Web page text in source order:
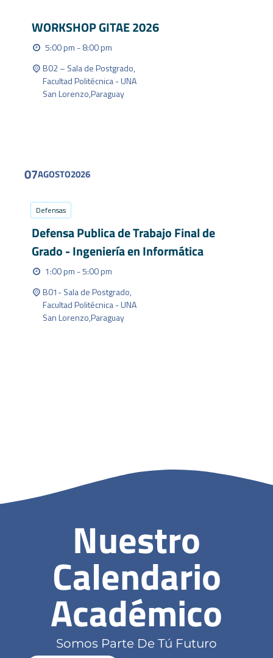
WORKSHOP GITAE 2026
5:00 pm - 8:00 pm
B02 – Sala de Postgrado,
Facultad Politécnica - UNA
San Lorenzo,Paraguay
07AGOSTO2026
Defensas
Defensa Publica de Trabajo Final de
Grado - Ingeniería en Informática
1:00 pm - 5:00 pm
B01- Sala de Postgrado,
Facultad Politécnica - UNA
San Lorenzo,Paraguay
Nuestro
Calendario
Académico
Somos Parte De Tú Futuro